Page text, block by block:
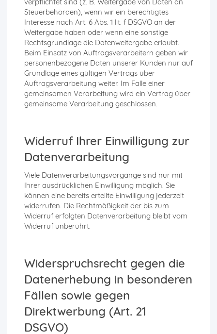
Steuerbehörden), wenn wir ein berechtigtes
Interesse nach Art. 6 Abs. 1 lit. f DSGVO an der
Weitergabe haben oder wenn eine sonstige
Rechtsgrundlage die Datenweitergabe erlaubt.
Beim Einsatz von Auftragsverarbeitern geben wir
personenbezogene Daten unserer Kunden nur auf
Grundlage eines gültigen Vertrags über
Auftragsverarbeitung weiter. Im Falle einer
gemeinsamen Verarbeitung wird ein Vertrag über
gemeinsame Verarbeitung geschlossen.
Widerruf Ihrer Einwilligung zur
Datenverarbeitung
Viele Datenverarbeitungsvorgänge sind nur mit
Ihrer ausdrücklichen Einwilligung möglich. Sie
können eine bereits erteilte Einwilligung jederzeit
widerrufen. Die Rechtmäßigkeit der bis zum
Widerruf erfolgten Datenverarbeitung bleibt vom
Widerruf unberührt.
Widerspruchsrecht gegen die
Datenerhebung in besonderen
Fällen sowie gegen
Direktwerbung (Art. 21
DSGVO)